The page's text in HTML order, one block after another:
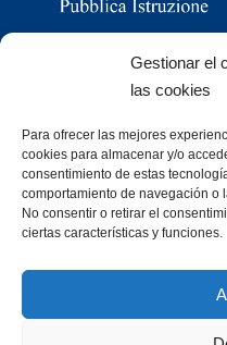
Gestionar el
las cookies
Para ofrecer las mejores
cookies para almacenar y/o
consentimiento de estas
comportamiento de navegación o
No consentir o retirar el
ciertas características y funciones.
Ramsay 2251, CABA,
011 4781-0060